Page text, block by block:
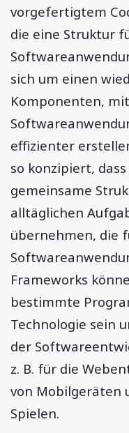
vorgefertigtem
die eine Struktur
sich um einen
Komponenten,
effizienter
so konzipiert,
gemeinsame
alltäglichen
übernehmen, die
Frameworks
bestimmte
Technologie sein
der
z. B. für die
von Mobilgeräten
Spielen.